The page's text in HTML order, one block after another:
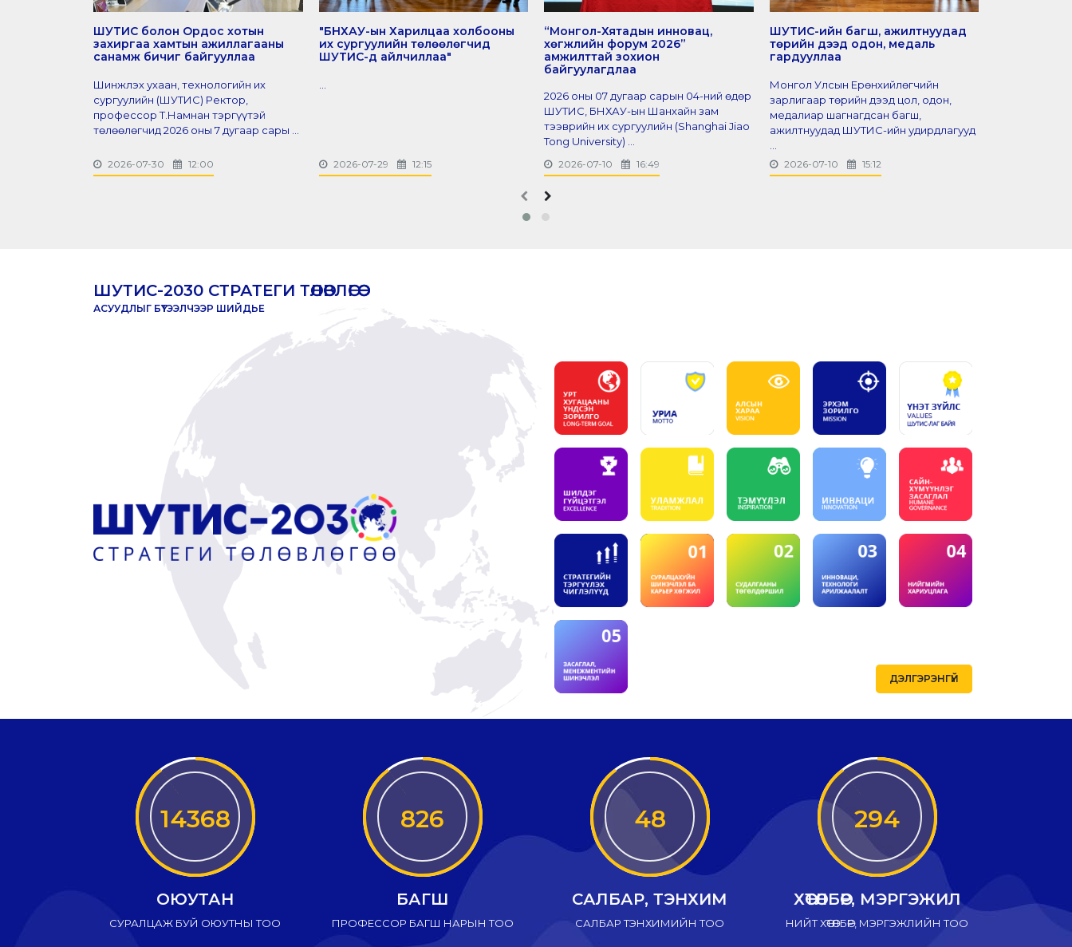
ШУТИС болон Ордос хотын
захиргаа хамтын ажиллагааны
санамж бичиг байгууллаа
Шинжлэх ухаан, технологийн их
сургуулийн (ШУТИС) Ректор,
профессор Т.Намнан тэргүүтэй
төлөөлөгчид 2026 оны 7 дугаар сары ...
2026-07-30 12:00
"БНХАУ-ын Харилцаа холбооны
их сургуулийн төлөөлөгчид
ШУТИС-д айлчиллаа"
2026-07-29 12:15
“Монгол-Хятадын инновац,
хөгжлийн форум 2026”
амжилттай зохион
байгуулагдлаа
2026 оны 07 дугаар сарын 04-ний өдөр
ШУТИС, БНХАУ-ын Шанхайн зам
тээврийн их сургуулийн (Shanghai Jiao
Tong University) ...
2026-07-10 16:49
ШУТИС-ийн багш, ажилтнуудад
төрийн дээд одон, медаль
гардууллаа
Монгол Улсын Ерөнхийлөгчийн
зарлигаар төрийн дээд цол, одон,
медалиар шагнагдсан багш,
ажилтнуудад ШУТИС-ийн удирдлагууд
2026-07-10 15:12
ШУТИС-2030 СТРАТЕГИ ТӨЛӨВЛӨГӨӨ
АСУУДЛЫГ БҮТЭЭЛЧЭЭР ШИЙДЬЕ
ДЭЛГЭРЭНГҮЙ
14368
ОЮУТАН
СУРАЛЦАЖ БУЙ ОЮУТНЫ ТОО
826
БАГШ
ПРОФЕССОР БАГШ НАРЫН ТОО
48
САЛБАР, ТЭНХИМ
САЛБАР ТЭНХИМИЙН ТОО
294
ХӨТӨЛБӨР, МЭРГЭЖИЛ
НИЙТ ХӨТӨЛБӨР, МЭРГЭЖЛИЙН ТОО